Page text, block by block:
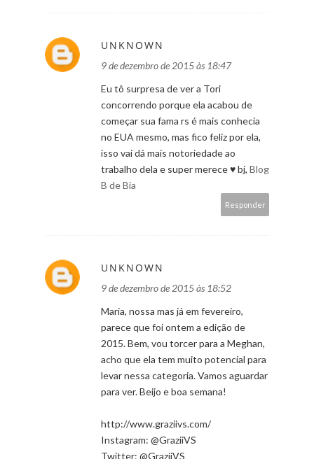
UNKNOWN
9 de dezembro de 2015 às 18:47
Eu tô surpresa de ver a Tori
concorrendo porque ela acabou de
começar sua fama rs é mais conhecia
no EUA mesmo, mas fico feliz por ela,
isso vai dá mais notoriedade ao
trabalho dela e super merece ♥ bj, Blog
B de Bia
Responder
UNKNOWN
9 de dezembro de 2015 às 18:52
Maria, nossa mas já em fevereiro,
parece que foi ontem a edição de
2015. Bem, vou torcer para a Meghan,
acho que ela tem muito potencial para
levar nessa categoria. Vamos aguardar
para ver. Beijo e boa semana!
http://www.graziivs.com/
Instagram: @GraziiVS
Twitter: @GraziiVS